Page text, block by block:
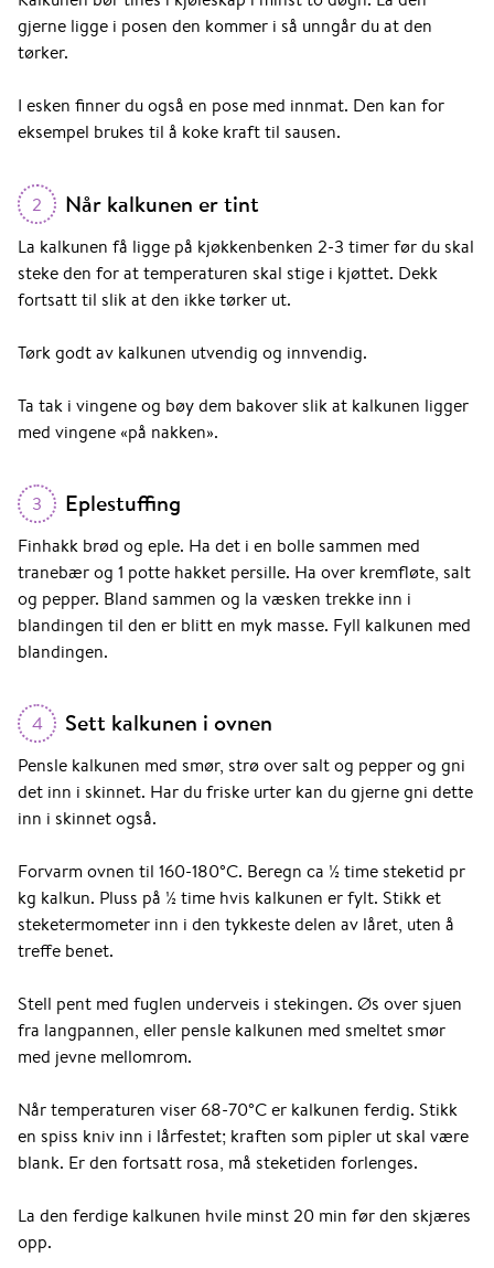
gjerne ligge i posen den kommer i så unngår du at den
tørker.
I esken finner du også en pose med innmat. Den kan for
eksempel brukes til å koke kraft til sausen.
2 Når kalkunen er tint
La kalkunen få ligge på kjøkkenbenken 2-3 timer før du skal
steke den for at temperaturen skal stige i kjøttet. Dekk
fortsatt til slik at den ikke tørker ut.
Tørk godt av kalkunen utvendig og innvendig.
Ta tak i vingene og bøy dem bakover slik at kalkunen ligger
med vingene «på nakken».
3 Eplestuffing
Finhakk brød og eple. Ha det i en bolle sammen med
tranebær og 1 potte hakket persille. Ha over kremfløte, salt
og pepper. Bland sammen og la væsken trekke inn i
blandingen til den er blitt en myk masse. Fyll kalkunen med
blandingen.
4 Sett kalkunen i ovnen
Pensle kalkunen med smør, strø over salt og pepper og gni
det inn i skinnet. Har du friske urter kan du gjerne gni dette
inn i skinnet også.
Forvarm ovnen til 160-180°C. Beregn ca ½ time steketid pr
kg kalkun. Pluss på ½ time hvis kalkunen er fylt. Stikk et
steketermometer inn i den tykkeste delen av låret, uten å
treffe benet.
Stell pent med fuglen underveis i stekingen. Øs over sjuen
fra langpannen, eller pensle kalkunen med smeltet smør
med jevne mellomrom.
Når temperaturen viser 68-70°C er kalkunen ferdig. Stikk
en spiss kniv inn i lårfestet; kraften som pipler ut skal være
blank. Er den fortsatt rosa, må steketiden forlenges.
La den ferdige kalkunen hvile minst 20 min før den skjæres
opp.